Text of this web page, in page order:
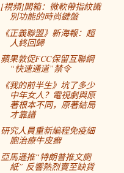
[視頻]開箱：微軟帶指紋識
別功能的時尚鍵盤
《正義聯盟》新海報：超
人終回歸
蘋果敦促FCC保留互聯網
“快速通道”禁令
《我的前半生》坑了多少
中年女人？電視劇與原
著根本不同，原著結局
才靠譜
研究人員重新編程免疫細
胞治療牛皮癬
亞馬遜推“特朗普推文廁
紙” 反響熱烈賣至缺貨